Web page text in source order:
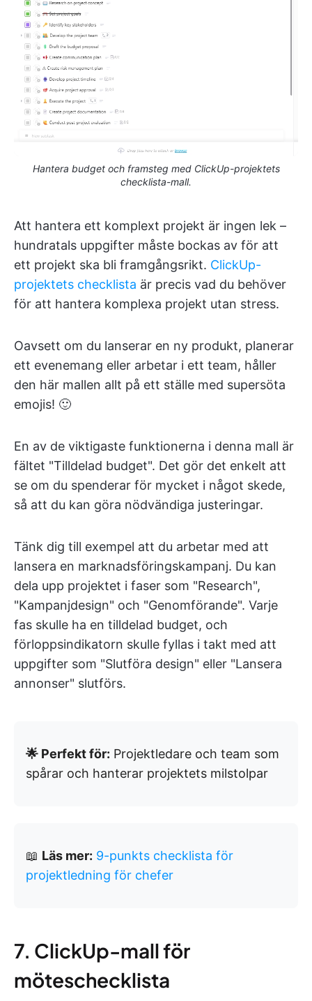
Hantera budget och framsteg med ClickUp-projektets
checklista-mall.
Att hantera ett komplext projekt är ingen lek –
hundratals uppgifter måste bockas av för att
ett projekt ska bli framgångsrikt. ClickUp-
projektets checklista är precis vad du behöver
för att hantera komplexa projekt utan stress.
Oavsett om du lanserar en ny produkt, planerar
ett evenemang eller arbetar i ett team, håller
den här mallen allt på ett ställe med supersöta
emojis! 🙂
En av de viktigaste funktionerna i denna mall är
fältet "Tilldelad budget". Det gör det enkelt att
se om du spenderar för mycket i något skede,
så att du kan göra nödvändiga justeringar.
Tänk dig till exempel att du arbetar med att
lansera en marknadsföringskampanj. Du kan
dela upp projektet i faser som "Research",
"Kampanjdesign" och "Genomförande". Varje
fas skulle ha en tilldelad budget, och
förloppsindikatorn skulle fyllas i takt med att
uppgifter som "Slutföra design" eller "Lansera
annonser" slutförs.
🌟 Perfekt för: Projektledare och team som
spårar och hanterar projektets milstolpar
📖 Läs mer: 9-punkts checklista för
projektledning för chefer
7. ClickUp-mall för
möteschecklista